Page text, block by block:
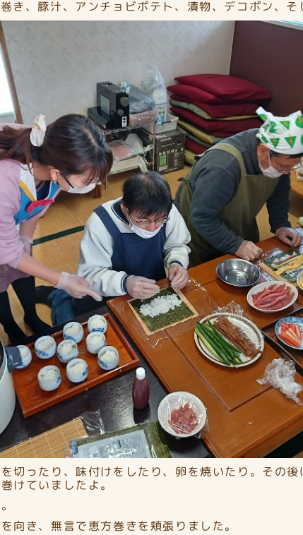
き、豚汁、アンチョビポテト、漬物、デコポン、そ
切ったり、味付けをしたり、卵を焼いたり。その
けていましたよ。
向き、無言で恵方巻きを頬張りました。